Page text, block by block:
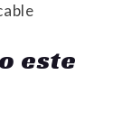
este